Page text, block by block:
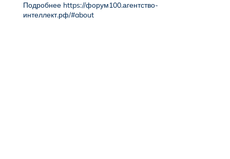
Подробнее https://форум100.агентство-
интеллект.рф/#about